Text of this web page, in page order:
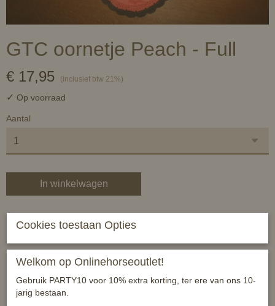
GTC oornetje Peach - Full
€ 17,95 (inclusief btw 21%)
✓ Op voorraad
Aantal
In winkelwagen
Maat full
Reacties
Cookies toestaan Opties
Welkom op Onlinehorseoutlet!
Gebruik PARTY10 voor 10% extra korting, ter ere van ons 10-
jarig bestaan.